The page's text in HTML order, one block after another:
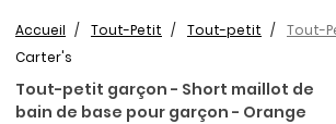
Accueil Tout-Petit Tout-petit
Tout-
Carter's
Tout-petit garçon - Short maillot de
bain de base pour garçon - Orange